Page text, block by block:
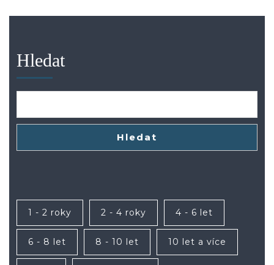
Hledat
Hledat
1 - 2 roky 2 - 4 roky 4 - 6 let
6 - 8 let 8 - 10 let 10 let a více